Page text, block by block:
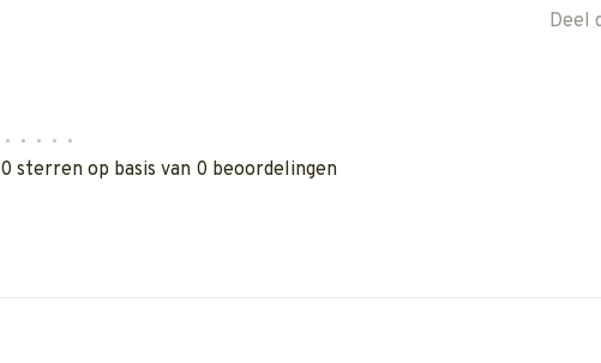
Deel
• • • • •
0 sterren op basis van 0 beoordelingen